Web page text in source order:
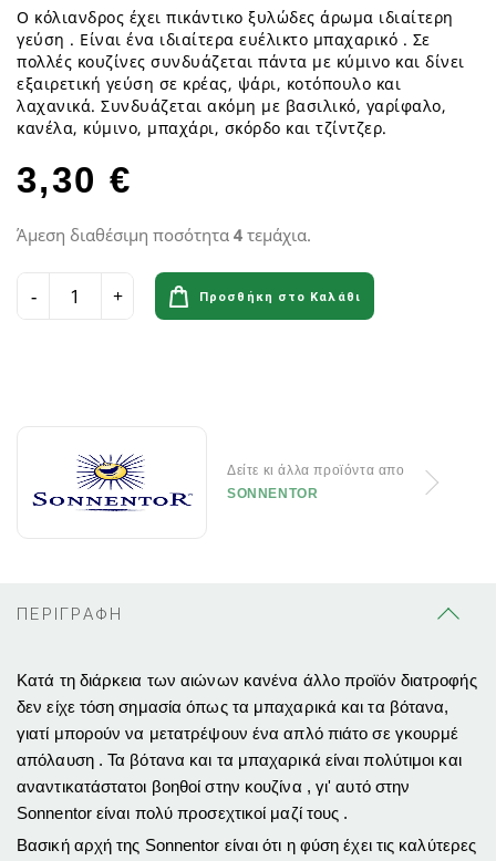
Ο κόλιανδρος έχει πικάντικο ξυλώδες άρωμα ιδιαίτερη
γεύση . Eίναι ένα ιδιαίτερα ευέλικτο μπαχαρικό . Σε
πολλές κουζίνες συνδυάζεται πάντα με κύμινο και δίνει
εξαιρετική γεύση σε κρέας, ψάρι, κοτόπουλο και
λαχανικά. Συνδυάζεται ακόμη με βασιλικό, γαρίφαλο,
κανέλα, κύμινο, μπαχάρι, σκόρδο και τζίντζερ.
3,30 €
Άμεση διαθέσιμη ποσότητα 4 τεμάχια.
Προσθήκη στο Καλάθι
Δείτε κι άλλα προϊόντα απο
SONNENTOR
ΠΕΡΙΓΡΑΦΗ
Κατά τη διάρκεια των αιώνων κανένα άλλο προϊόν διατροφής
δεν είχε τόση σημασία όπως τα μπαχαρικά και τα βότανα,
γιατί μπορούν να μετατρέψουν ένα απλό πιάτο σε γκουρμέ
απόλαυση . Τα βότανα και τα μπαχαρικά είναι πολύτιμοι και
αναντικατάστατοι βοηθοί στην κουζίνα , γι' αυτό στην
Sonnentor είναι πολύ προσεχτικοί μαζί τους .
Βασική αρχή της Sonnentor είναι ότι η φύση έχει τις καλύτερες